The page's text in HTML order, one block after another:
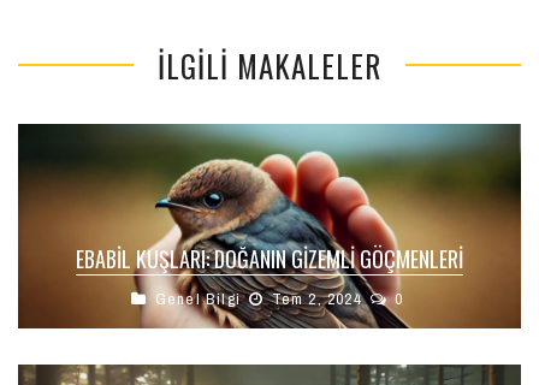
İLGILI MAKALELER
EBABIL KUŞLARI: DOĞANIN GIZEMLI GÖÇMENLERI
Genel Bilgi Tem 2, 2024 0